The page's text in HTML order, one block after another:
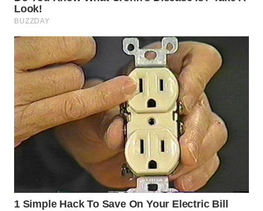
WN
KARO
WN
SIMALUNGUN
WN
LABUHANBATU
WN
WN DELI
SERDANG